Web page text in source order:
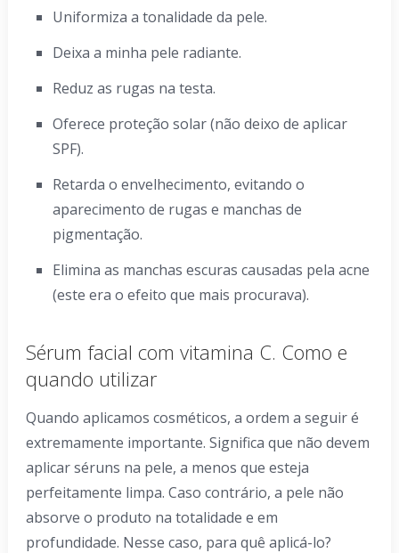
Uniformiza a tonalidade da pele.
Deixa a minha pele radiante.
Reduz as rugas na testa.
Oferece proteção solar (não deixo de aplicar
SPF).
Retarda o envelhecimento, evitando o
aparecimento de rugas e manchas de
pigmentação.
Elimina as manchas escuras causadas pela acne
(este era o efeito que mais procurava).
Sérum facial com vitamina C. Como e
quando utilizar
Quando aplicamos cosméticos, a ordem a seguir é
extremamente importante. Significa que não devem
aplicar séruns na pele, a menos que esteja
perfeitamente limpa. Caso contrário, a pele não
absorve o produto na totalidade e em
profundidade. Nesse caso, para quê aplicá-lo?